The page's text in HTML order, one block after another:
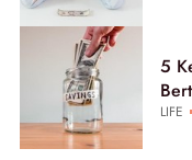
5
LIFE